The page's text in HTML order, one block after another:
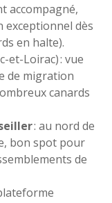
accompagné,
exceptionnel dès
en halte).
et-Loirac) : vue
de migration
canards
: au nord de
bon spot pour
de